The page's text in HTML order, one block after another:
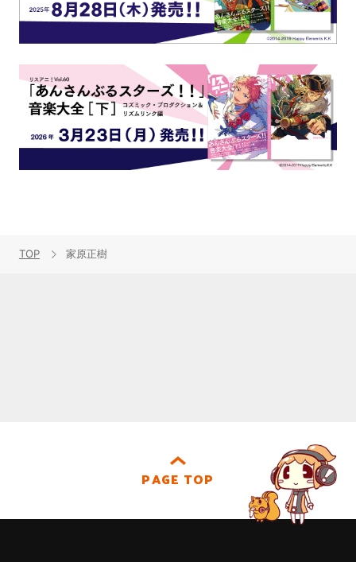
TOP 家原正樹
PAGE TOP